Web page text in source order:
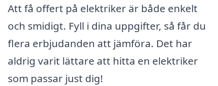
Att få offert på elektriker är både enkelt
och smidigt. Fyll i dina uppgifter, så får du
flera erbjudanden att jämföra. Det har
aldrig varit lättare att hitta en elektriker
som passar just dig!